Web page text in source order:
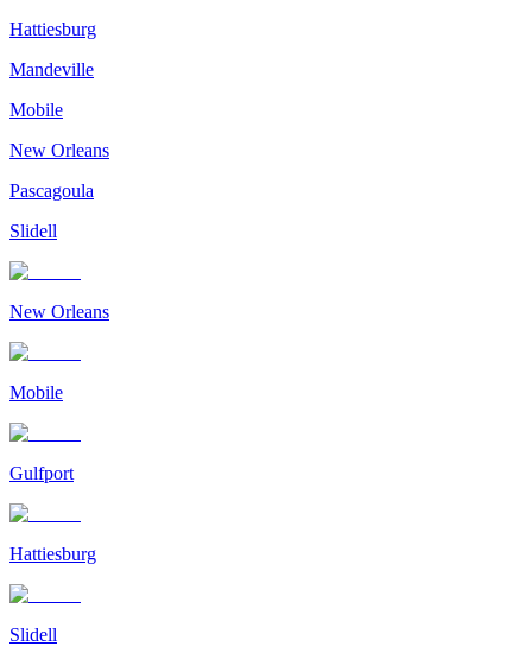
Hattiesburg
Mandeville
Mobile
New Orleans
Pascagoula
Slidell
New Orleans
Mobile
Gulfport
Hattiesburg
Slidell